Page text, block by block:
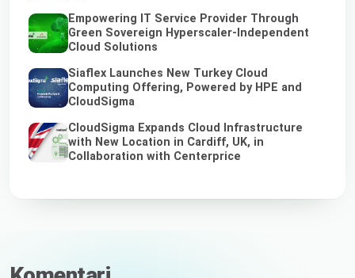
Empowering IT Service Provider Through
Green Sovereign Hyperscaler-Independent
Cloud Solutions
Siaflex Launches New Turkey Cloud
Computing Offering, Powered by HPE and
CloudSigma
CloudSigma Expands Cloud Infrastructure
with New Location in Cardiff, UK, in
Collaboration with Centerprice